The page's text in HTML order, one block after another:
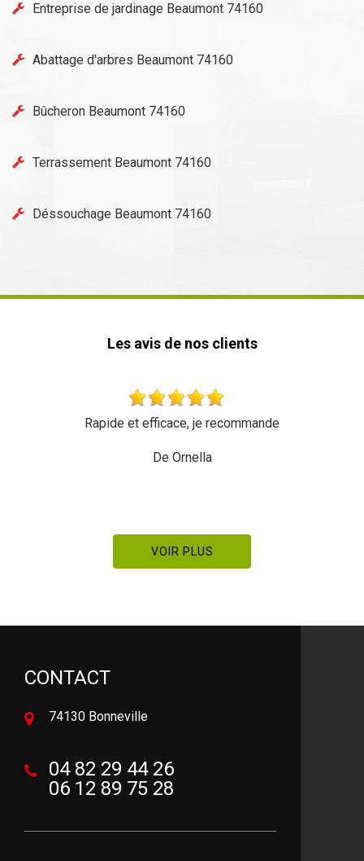
Entreprise de jardinage Beaumont 74160
Abattage d'arbres Beaumont 74160
Bûcheron Beaumont 74160
Terrassement Beaumont 74160
Déssouchage Beaumont 74160
Les avis de nos clients
Très bon travail une équipe
VOIR PLUS
CONTACT
74130 Bonneville
04 82 29 44 26
06 12 89 75 28